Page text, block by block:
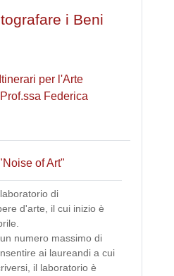
i Beni
per l'Arte
Federica
of Art"
di
d'arte, il cui inizio è
numero massimo di
ai laureandi a cui
il laboratorio è